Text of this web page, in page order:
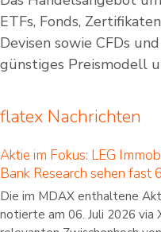
ETFs, Fonds,
Devisen sowie CFDs
günstiges Preismodell
flatex Nachrichten
Aktie im Fokus: LEG
Bank Research sehen fast
Die im MDAX enthaltene
notierte am 06. Juli 2026 via